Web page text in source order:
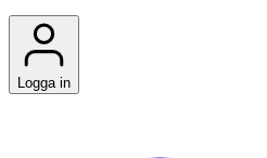
Logga in